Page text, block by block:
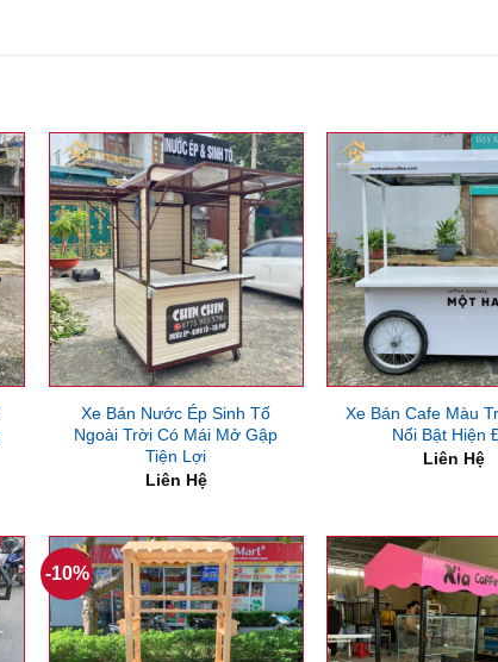
Xe Bán Nước Ép Sinh Tố
Ngoài Trời Có Mái Mở Gập
Tiện Lợi
Liên Hệ
Xe Bán Cafe Màu
Nổi Bật Hiện
Liên Hệ
-10%